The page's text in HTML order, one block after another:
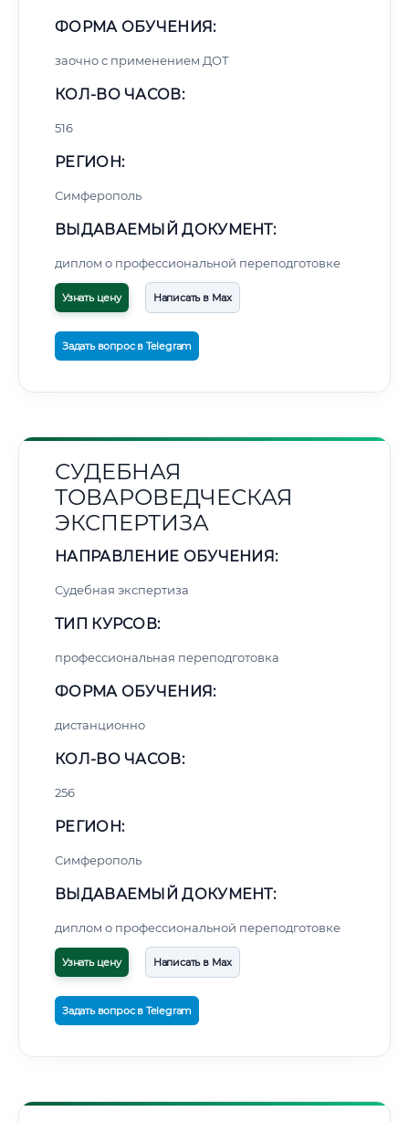
ФОРМА ОБУЧЕНИЯ:
заочно с применением ДОТ
КОЛ-ВО ЧАСОВ:
516
РЕГИОН:
Симферополь
ВЫДАВАЕМЫЙ ДОКУМЕНТ:
диплом о профессиональной переподготовке
Узнать цену Написать в Max
Задать вопрос в Telegram
СУДЕБНАЯ
ТОВАРОВЕДЧЕСКАЯ
ЭКСПЕРТИЗА
НАПРАВЛЕНИЕ ОБУЧЕНИЯ:
Судебная экспертиза
ТИП КУРСОВ:
профессиональная переподготовка
ФОРМА ОБУЧЕНИЯ:
дистанционно
КОЛ-ВО ЧАСОВ:
256
РЕГИОН:
Симферополь
ВЫДАВАЕМЫЙ ДОКУМЕНТ:
диплом о профессиональной переподготовке
Узнать цену Написать в Max
Задать вопрос в Telegram